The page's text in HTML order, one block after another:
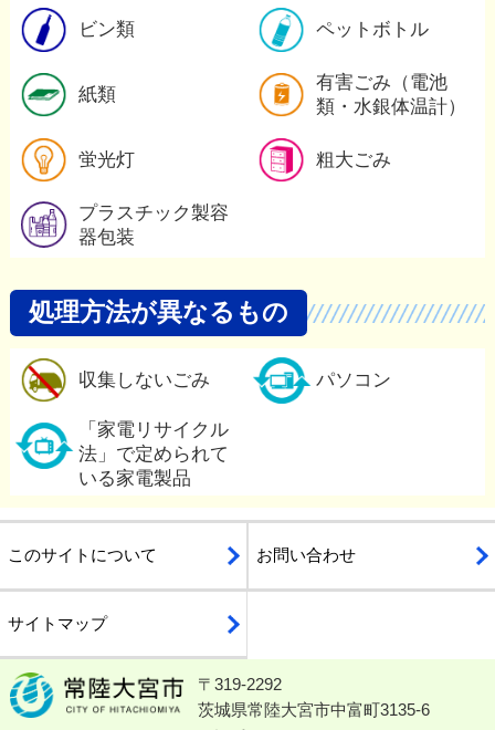
ビン類
ビン類の詳細
ペットボトル
紙類
紙類の詳細有害ごみ（電池
類・水銀体温計）
蛍光灯
蛍光灯の詳細
粗大ごみ
プラスチック製容
器包装
処理方法が異なるもの
収集しないごみ
収集しないごみの詳細
パソコン
「家電リサイクル
法」で定められて
いる家電製品
このサイトについて お問い合わせ
サイトマップ
常陸大宮市公式ホームページ
〒319-2292
茨城県常陸大宮市中富町3135-6